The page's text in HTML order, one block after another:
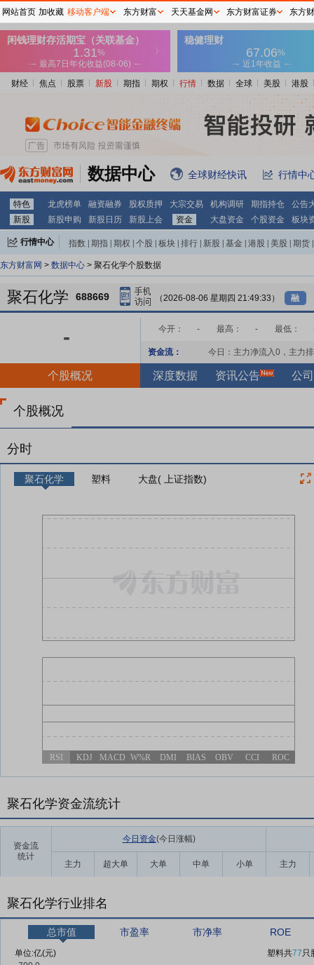
财经 焦点 股票 新股 期指 期权 行情 数据 全球 美股 港股
数据中心 全球财经快讯 行情中
特色 龙虎榜单 融资融券 股权质押 大宗交易 机构调研 期指持仓
公告
新股
新股申购 新股日历 新股上会 资金 大盘资金 个股资金 板块
行情中心 指数 期指 期权 个股 板块 排行 新股 基金 港股 美股 期货
东方财富网 > 数据中心 > 聚石化学个股数据
聚石化学 688669 （2026-08-06 星期四 21:49:33） 融
- 今开： - 最高： - 最低：
资金流： 今日：主力净流入0 ，主力
个股概况 深度数据 资讯公告 公
个股概况
分时
聚石化学 塑料 大盘( 上证指数)
RSI KDJ MACD W%R DMI BIAS OBV CCI ROC
聚石化学资金流统计
资金流
统计
今日资金(今日涨幅)
主力 超大单 大单 中单 小单 主力
聚石化学行业排名
总市值 市盈率 市净率 ROE
单位:亿(元) 塑料共77只
网站首页 加收藏 移动客户端 东方财富 天天基金网 东方财富证券 东方